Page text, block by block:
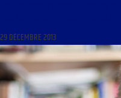
29 DÉCEMBRE 2013